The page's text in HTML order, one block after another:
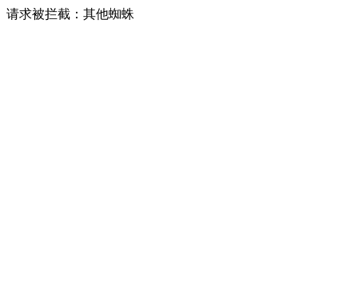
请求被拦截：其他蜘蛛